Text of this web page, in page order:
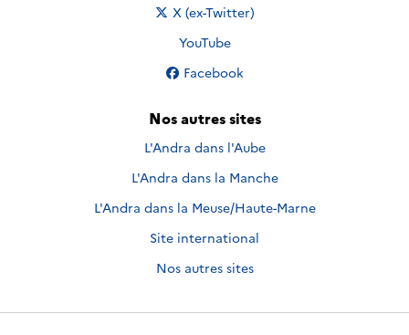
Nous suivre sur
X (ex-Twitter)
Nous suivre sur
YouTube
Nous suivre sur
Facebook
Nos autres sites
L'Andra dans l'Aube
L'Andra dans la Manche
L'Andra dans la Meuse/Haute-Marne
Site international
Nos autres sites